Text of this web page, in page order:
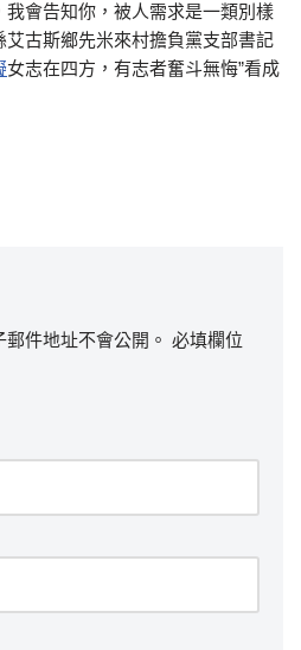
我會告知你，被人需求是一類別樣
艾古斯鄉先米來村擔負黨支部書記
女志在四方，有志者奮斗無悔”看成
件地址不會公開。 必填欄位